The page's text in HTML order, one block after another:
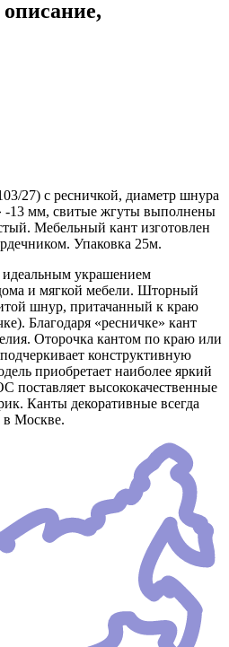
27) с ресничкой, диаметр шнура
-13 мм, свитые жгуты выполнены
Мебельный кант изготовлен
Упаковка 25м.
идеальным украшением
и мягкой мебели. Шторный
шнур, притачанный к краю
Благодаря «ресничке» кант
Оторочка кантом по краю или
конструктивную
приобретает наиболее яркий
высококачественные
Канты декоративные всегда
в Москве.